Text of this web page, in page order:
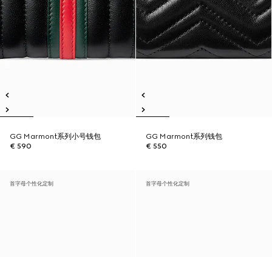
GG Marmont系列小号钱包
€ 590
GG Marmont系列钱包
€ 550
首字母个性化定制 首字母个性化定制